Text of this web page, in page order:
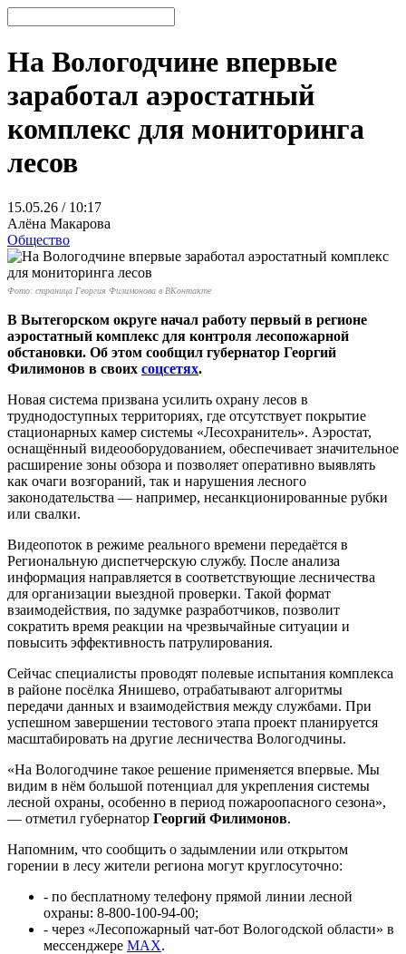
На Вологодчине впервые
заработал аэростатный
комплекс для мониторинга
лесов
15.05.26 / 10:17
Алёна Макарова
Общество
Фото: страница Георгия Филимонова в ВКонтакте
В Вытегорском округе начал работу первый в регионе
аэростатный комплекс для контроля лесопожарной
обстановки. Об этом сообщил губернатор Георгий
Филимонов в своих соцсетях.
Новая система призвана усилить охрану лесов в
труднодоступных территориях, где отсутствует покрытие
стационарных камер системы «Лесохранитель». Аэростат,
оснащённый видеооборудованием, обеспечивает значительное
расширение зоны обзора и позволяет оперативно выявлять
как очаги возгораний, так и нарушения лесного
законодательства — например, несанкционированные рубки
или свалки.
Видеопоток в режиме реального времени передаётся в
Региональную диспетчерскую службу. После анализа
информация направляется в соответствующие лесничества
для организации выездной проверки. Такой формат
взаимодействия, по задумке разработчиков, позволит
сократить время реакции на чрезвычайные ситуации и
повысить эффективность патрулирования.
Сейчас специалисты проводят полевые испытания комплекса
в районе посёлка Янишево, отрабатывают алгоритмы
передачи данных и взаимодействия между службами. При
успешном завершении тестового этапа проект планируется
масштабировать на другие лесничества Вологодчины.
«На Вологодчине такое решение применяется впервые. Мы
видим в нём большой потенциал для укрепления системы
лесной охраны, особенно в период пожароопасного сезона»,
— отметил губернатор Георгий Филимонов.
Напомним, что сообщить о задымлении или открытом
горении в лесу жители региона могут круглосуточно:
- по бесплатному телефону прямой линии лесной
охраны: 8-800-100-94-00;
- через «Лесопожарный чат-бот Вологодской области» в
мессенджере MAX.